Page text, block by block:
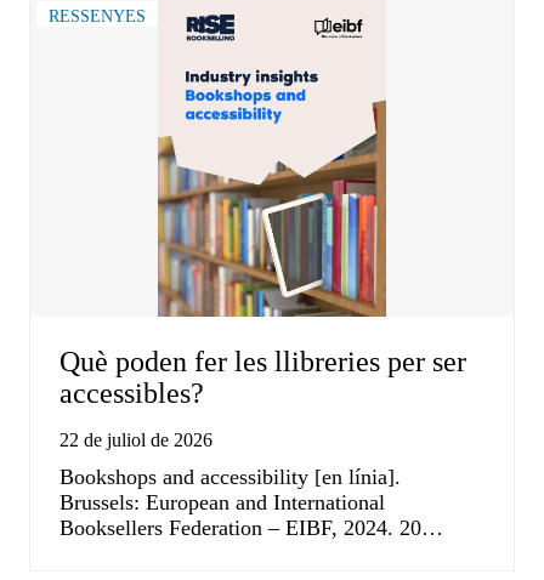
RESSENYES
Què poden fer les llibreries per ser
accessibles?
22 de juliol de 2026
Bookshops and accessibility [en línia].
Brussels: European and International
Booksellers Federation – EIBF, 2024. 20…